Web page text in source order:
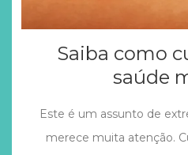
Saiba como
saúde
Este é um assunto de
merece muita atenção.